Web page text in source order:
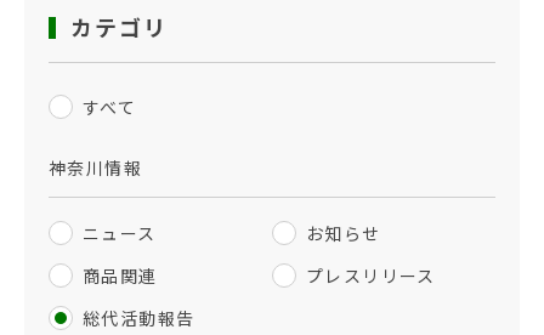
カテゴリ
すべて
神奈川情報
ニュース
お知らせ
商品関連
プレスリリース
総代活動報告